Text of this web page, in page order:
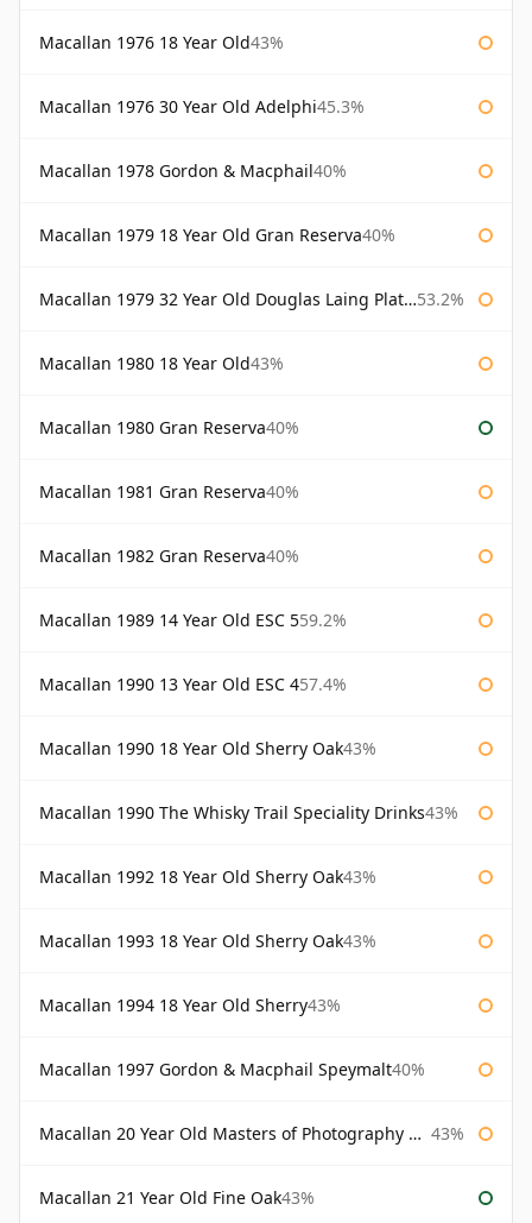
Macallan 1976 18 Year Old43%
Macallan 1976 30 Year Old Adelphi45.3%
Macallan 1978 Gordon & Macphail40%
Macallan 1979 18 Year Old Gran Reserva40%
Macallan 1979 32 Year Old Douglas Laing Platinum Platinum Selection 53.2%
Macallan 1980 18 Year Old43%
Macallan 1980 Gran Reserva40%
Macallan 1981 Gran Reserva40%
Macallan 1982 Gran Reserva40%
Macallan 1989 14 Year Old ESC 559.2%
Macallan 1990 13 Year Old ESC 457.4%
Macallan 1990 18 Year Old Sherry Oak43%
Macallan 1990 The Whisky Trail Speciality Drinks43%
Macallan 1992 18 Year Old Sherry Oak43%
Macallan 1993 18 Year Old Sherry Oak43%
Macallan 1994 18 Year Old Sherry43%
Macallan 1997 Gordon & Macphail Speymalt40%
Macallan 20 Year Old Masters of Photography Albert Watson 43%
Macallan 21 Year Old Fine Oak43%